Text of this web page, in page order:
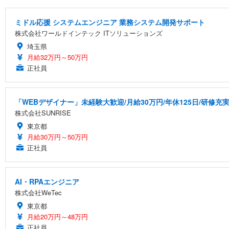
ション PCチェア 通気性メッシュ ゲーミング/勉強/事務
￥7,680
Sezlife オフィスチェア デスクチェア 疲れない テレワ
￥7,680
ANDWINT オフィスチェア デスクチェア 肘なし メッシ
￥4,139
￥49,979
【整備済み品】Dell E2724HS 27インチ 液晶モニター
￥34,980
￥1,800
Smart Basic(スマートベーシック) 【Amazon.co.jp限定
￥3,731
ミドル応援 システムエンジニア 業務システム開発サポート
株式会社ワールドインテック ITソリューションズ
埼玉県
月給32万円～50万円
正社員
「WEBデザイナー」未経験大歓迎/月給30万円/年休125日/研修充
株式会社SUNRISE
東京都
月給30万円～50万円
正社員
AI・RPAエンジニア
株式会社WeTec
東京都
月給20万円～48万円